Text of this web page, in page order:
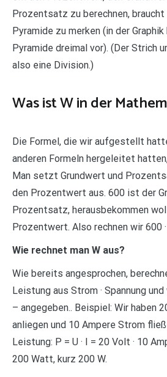
Prozentsatz zu berechnen, braucht
Pyramide zu merken (in der
Pyramide dreimal vor). (Der Strich
also eine Division.)
Was ist W in der
Die Formel, die wir aufgestellt
anderen Formeln hergeleitet hatten,
Man setzt Grundwert und
den Prozentwert aus. 600 ist der
Prozentsatz, herausbekommen
Prozentwert. Also rechnen wir 600 ·
Wie rechnet man W aus?
Wie bereits angesprochen,
Leistung aus Strom · Spannung
– angegeben.. Beispiel: Wir haben
anliegen und 10 Ampere Strom
Leistung: P = U · I = 20 Volt · 10
200 Watt, kurz 200 W.